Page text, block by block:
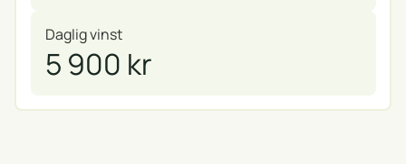
Daglig vinst
5 900 kr